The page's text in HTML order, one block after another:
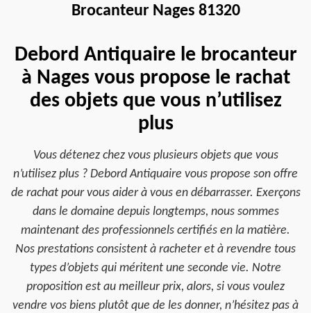
Brocanteur Nages 81320
Debord Antiquaire le brocanteur
à Nages vous propose le rachat
des objets que vous n’utilisez
plus
Vous détenez chez vous plusieurs objets que vous
n’utilisez plus ? Debord Antiquaire vous propose son offre
de rachat pour vous aider à vous en débarrasser. Exerçons
dans le domaine depuis longtemps, nous sommes
maintenant des professionnels certifiés en la matière.
Nos prestations consistent à racheter et à revendre tous
types d’objets qui méritent une seconde vie. Notre
proposition est au meilleur prix, alors, si vous voulez
vendre vos biens plutôt que de les donner, n’hésitez pas à